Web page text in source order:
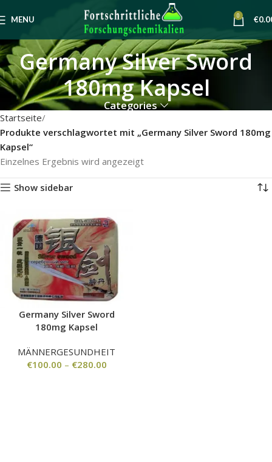
MENU 0 €
Germany Silver Sword
180mg Kapsel
Categories
Startseite
Produkte verschlagwortet mit „Germany Silver Sword 180mg
Kapsel“
Einzelnes Ergebnis wird angezeigt
Show sidebar
Germany Silver Sword
180mg Kapsel
MÄNNERGESUNDHEIT
€100.00 – €280.00